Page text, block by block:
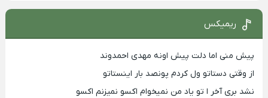
ریمیکس
پیش منی اما دلت پیش اونه مهدی احمدوند
از وقتی دستاتو ول کردم پونصد بار اینستاتو
نشد بری آخر ا تو یاد من نمیخوام اکسو نمیزنم اکسو